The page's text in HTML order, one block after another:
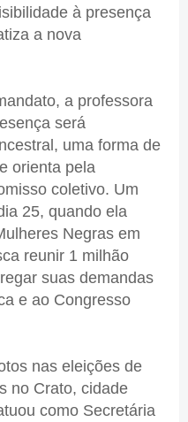
à presença
a nova
a professora
será
uma forma de
orienta pela
coletivo. Um
25, quando ela
Negras em
reunir 1 milhão
suas demandas
e ao Congresso
nas eleições de
no Crato, cidade
como Secretária